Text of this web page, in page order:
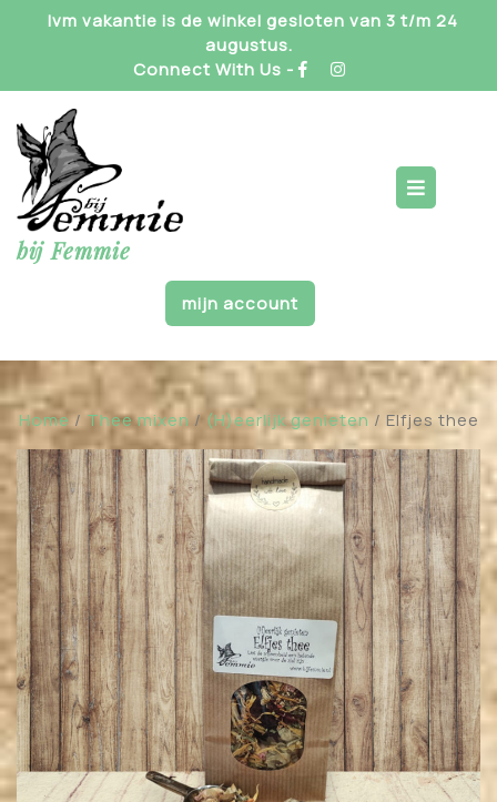
Ivm vakantie is de winkel gesloten van 3 t/m 24
augustus.
Connect With Us -
bij Femmie
mijn account
Home/ Thee mixen/ (H)eerlijk genieten / Elfjes thee